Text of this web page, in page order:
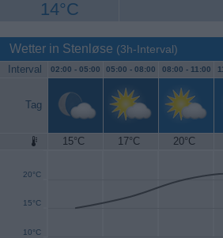
14°C
Wetter in Stenløse (3h-Interval)
Interval 02:00 - 05:00 05:00 - 08:00 08:00 - 11:00
Tag
15°C 17°C 20°C
10°C
15°C
20°C
25°C